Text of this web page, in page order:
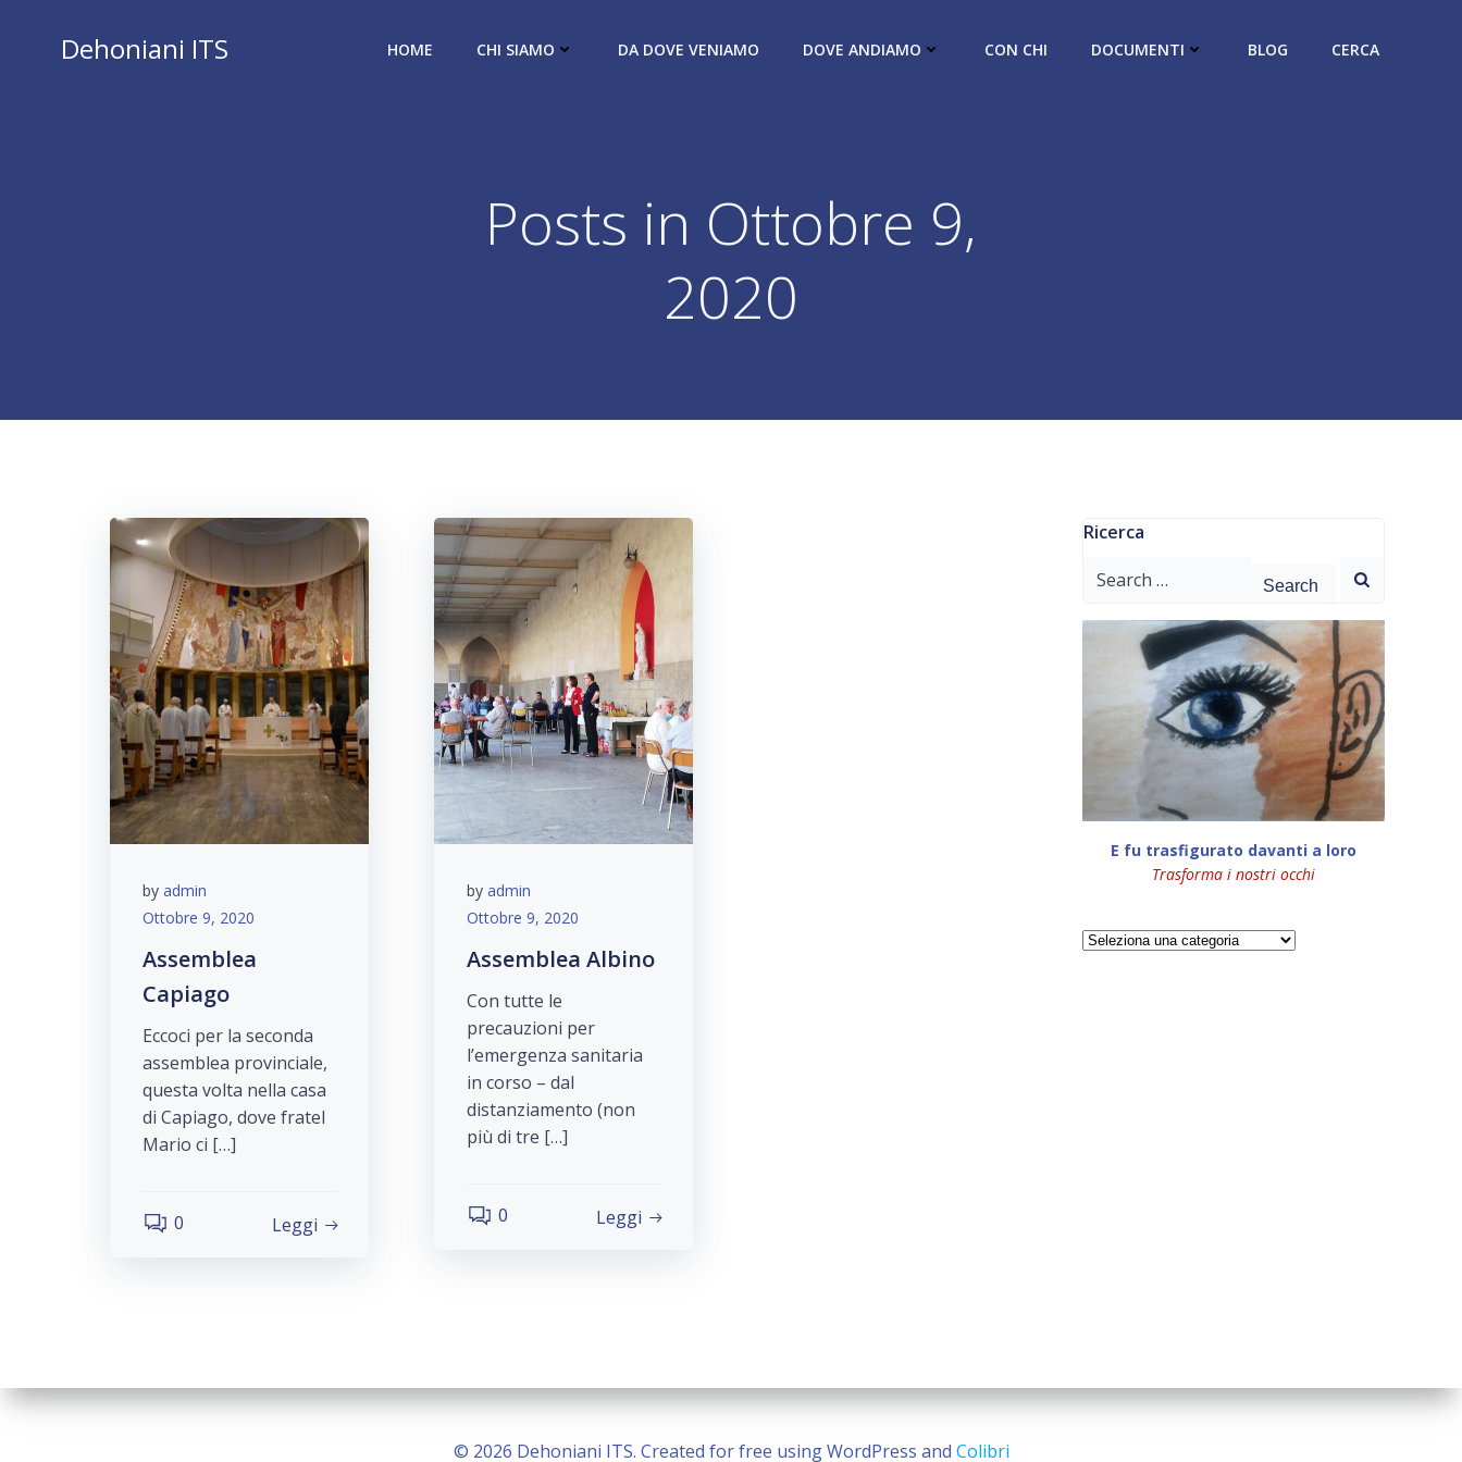
contenutoDehoniani ITS HOME CHI SIAMO DA DOVE VENIAMO DOVE ANDIAMO CON CHI DOCUMENTI BLOG CERCA
Posts in Ottobre 9,
2020
by admin
Ottobre 9, 2020
Assemblea
Capiago
Eccoci per la seconda
assemblea provinciale,
questa volta nella casa
di Capiago, dove fratel
Mario ci […]
0 Leggi
by admin
Ottobre 9, 2020
Assemblea Albino
Con tutte le
precauzioni per
l’emergenza sanitaria
in corso – dal
distanziamento (non
più di tre […]
0 Leggi
Ricerca
Search
E fu trasfigurato davanti a loro
Trasforma i nostri occhi
Categorie
© 2026 Dehoniani ITS. Created for free using WordPress and Colibri